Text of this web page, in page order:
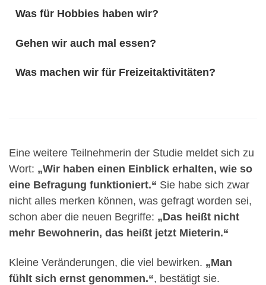
Was für Hobbies haben wir?
Gehen wir auch mal essen?
Was machen wir für Freizeitaktivitäten?
Eine weitere Teilnehmerin der Studie meldet sich zu
Wort: „Wir haben einen Einblick erhalten, wie so
eine Befragung funktioniert.“ Sie habe sich zwar
nicht alles merken können, was gefragt worden sei,
schon aber die neuen Begriffe: „Das heißt nicht
mehr Bewohnerin, das heißt jetzt Mieterin.“
Kleine Veränderungen, die viel bewirken. „Man
fühlt sich ernst genommen.“, bestätigt sie.